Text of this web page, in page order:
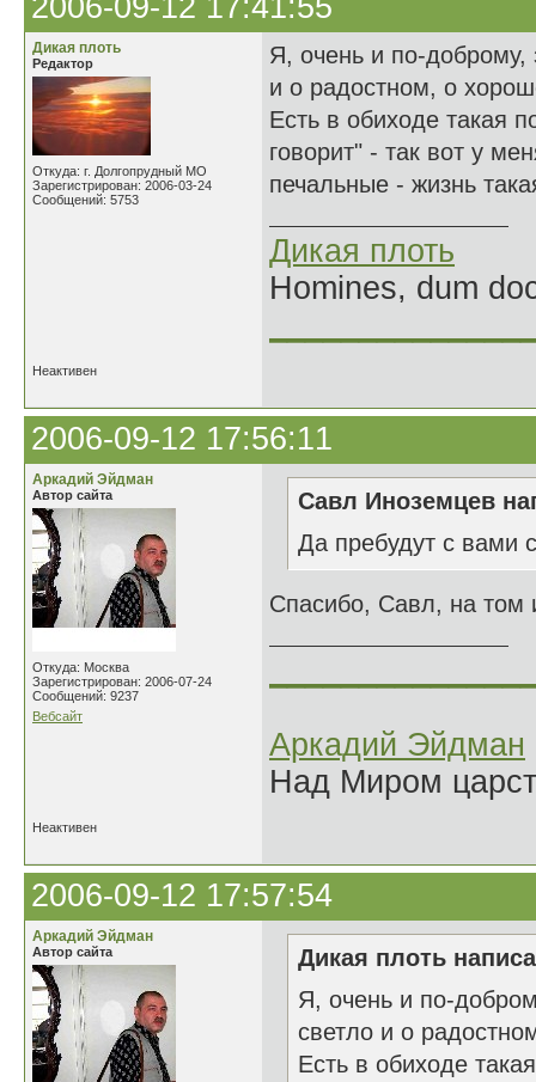
2006-09-12 17:41:55
Дикая плоть
Редактор
Откуда: г. Долгопрудный МО
Зарегистрирован: 2006-03-24
Сообщений: 5753
Я, очень и по-
и о радостном, о
Есть в обиходе такая
говорит" - так вот у
печальные - жизнь
Дикая плоть
Homines, dum
Неактивен
2006-09-12 17:56:11
Аркадий Эйдман
Автор сайта
Откуда: Москва
Зарегистрирован: 2006-07-24
Сообщений: 9237
Вебсайт
Савл Иноземцев
Да пребудут с вами
Спасибо, Савл, на том
Аркадий Эйдман
Над Миром
Неактивен
2006-09-12 17:57:54
Аркадий Эйдман
Автор сайта
Дикая плоть
Я, очень и по-
светло и о
Есть в обиходе